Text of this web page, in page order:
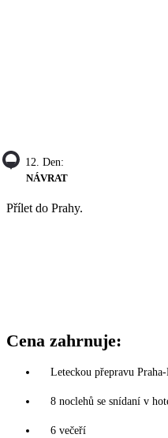
12. Den:
NÁVRAT
Přílet do Prahy.
Cena zahrnuje:
Leteckou přepravu
8 noclehů se snídaní v
6 večeří